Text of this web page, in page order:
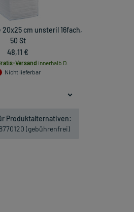
20x25 cm unsteril 16fach,
50 St
48,11 €
Versand innerhalb D.
Nicht lieferbar
Produktalternativen:
(gebührenfrei)